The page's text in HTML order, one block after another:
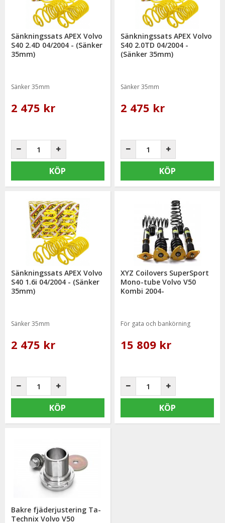
Sänkningssats APEX Volvo
S40 2.4D 04/2004 - (Sänker
35mm)
Sänker 35mm
2 475 kr
KÖP
Sänkningssats APEX Volvo
S40 2.0TD 04/2004 -
(Sänker 35mm)
Sänker 35mm
2 475 kr
KÖP
Sänkningssats APEX Volvo
S40 1.6i 04/2004 - (Sänker
35mm)
Sänker 35mm
2 475 kr
KÖP
XYZ Coilovers SuperSport
Mono-tube Volvo V50
Kombi 2004-
För gata och bankörning
15 809 kr
KÖP
Bakre fjäderjustering Ta-
Technix Volvo V50